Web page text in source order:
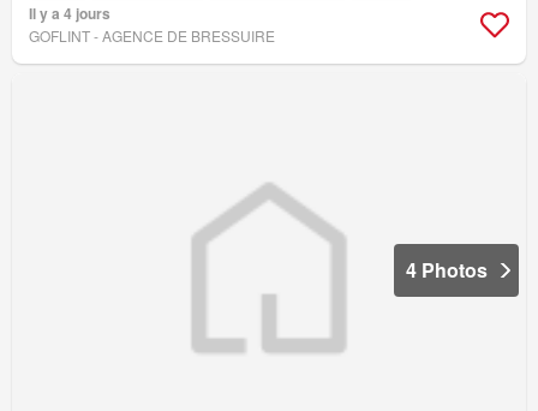
Il y a 4 jours
GOFLINT - AGENCE DE BRESSUIRE
4 Photos